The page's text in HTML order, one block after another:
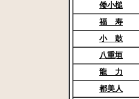
倭小槌
福 寿
小 鼓
八重垣
龍 力
都美人